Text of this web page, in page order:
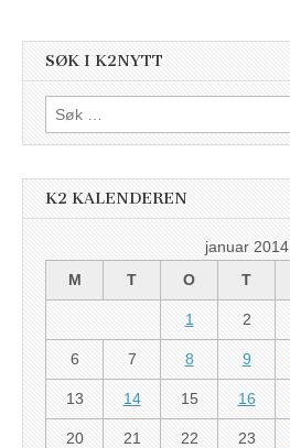
SØK I K2NYTT
Søk
etter:
K2 KALENDEREN
januar 2014
M
T O T
1 2
6 7 8 9
13 14 15 16
20 21 22 23